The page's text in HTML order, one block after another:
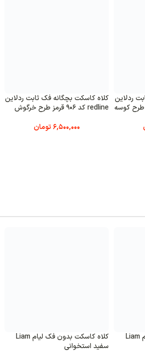
ردلاین کلاه کاسکت بچگانه فک ثابت ردلاین
redline کد 906 قرمز طرح خرگوش
6,500,000 تومان
کلاه کاسکت بدون فک لیام Liam
کلاه کاسکت بدون فک لیام Liam
سفید استخوانی